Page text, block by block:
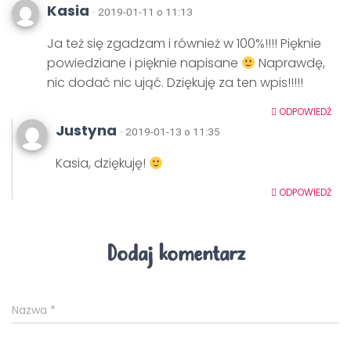
Kasia · 2019-01-11 o 11:13
Ja też się zgadzam i również w 100%!!!! Pięknie
powiedziane i pięknie napisane
Naprawdę,
nic dodać nic ująć. Dziękuję za ten wpis!!!!!
ODPOWIEDŹ
Justyna · 2019-01-13 o 11:35
Kasia, dziękuję!
ODPOWIEDŹ
Dodaj komentarz
Nazwa *